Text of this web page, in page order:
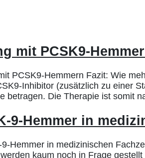
mit PCSK9-
PCSK9-Hemmern Fazit: Wie
Inhibitor (zusätzlich zu einer
betragen. Die Therapie ist somit
9-Hemmer in
Hemmer in medizinischen
kaum noch in Frage